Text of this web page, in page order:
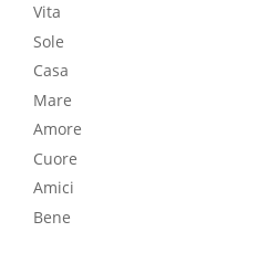
Vita
Sole
Casa
Mare
Amore
Cuore
Amici
Bene